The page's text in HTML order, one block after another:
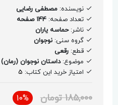
نویسنده:مصطفی رضایی
تعداد صفحه:144 صفحه
ناشر:حماسه یاران
گروه سنی:نوجوان
قطع:رقعی
موضوع:داستان نوجوان (رمان)
امتیاز خرید این کتاب: 5
185,000 تومان 10%